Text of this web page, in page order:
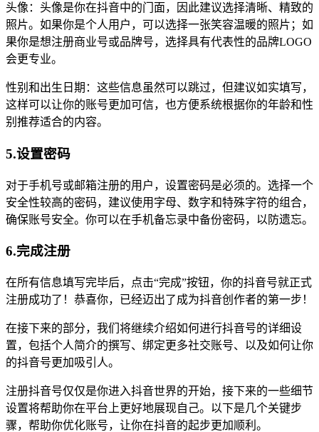
头像：头像是你在抖音中的门面，因此建议选择清晰、精致的
照片。如果你是个人用户，可以选择一张笑容温暖的照片；如
果你是想注册商业号或品牌号，选择具有代表性的品牌LOGO
会更专业。
性别和出生日期：这些信息虽然可以跳过，但建议如实填写，
这样可以让你的账号更加可信，也方便系统根据你的年龄和性
别推荐适合的内容。
5.设置密码
对于手机号或邮箱注册的用户，设置密码是必须的。选择一个
安全性较高的密码，建议使用字母、数字和特殊字符的组合，
确保账号安全。你可以在手机备忘录中备份密码，以防遗忘。
6.完成注册
在所有信息填写完毕后，点击“完成”按钮，你的抖音号就正式
注册成功了！恭喜你，已经迈出了成为抖音创作者的第一步！
在接下来的部分，我们将继续介绍如何进行抖音号的详细设
置，包括个人简介的撰写、绑定更多社交账号、以及如何让你
的抖音号更加吸引人。
注册抖音号仅仅是你进入抖音世界的开始，接下来的一些细节
设置将帮助你在平台上更好地展现自己。以下是几个关键步
骤，帮助你优化账号，让你在抖音的起步更加顺利。